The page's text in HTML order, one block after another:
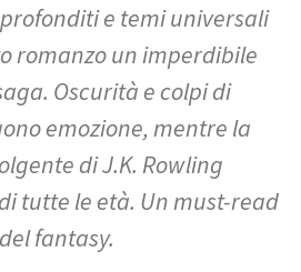
e temi universali
romanzo un imperdibile
Oscurità e colpi di
emozione, mentre la
di J.K. Rowling
tutte le età. Un must-read
fantasy.